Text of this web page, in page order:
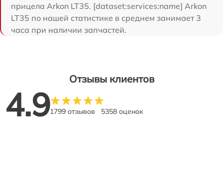
прицела Arkon LT35. [dataset:services:name] Arkon
LT35 по нашей статистике в среднем занимает 3
часа при наличии запчастей.
Отзывы клиентов
4.91799 отзывов 5358 оценок